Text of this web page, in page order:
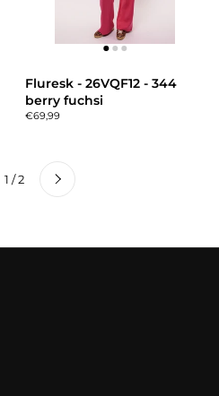
Fluresk - 26VQF12 - 344
berry fuchsi
€69,99
1 / 2 Volgende